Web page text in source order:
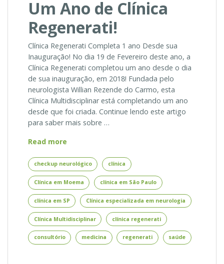
Um Ano de Clínica
Regenerati!
Clínica Regenerati Completa 1 ano Desde sua
Inauguração! No dia 19 de Fevereiro deste ano, a
Clínica Regenerati completou um ano desde o dia
de sua inauguração, em 2018! Fundada pelo
neurologista Willian Rezende do Carmo, esta
Clínica Multidisciplinar está completando um ano
desde que foi criada. Continue lendo este artigo
para saber mais sobre …
Read more
de
Clínica
Regenerati!
checkup neurológico clínica
Clínica em Moema clínica em São Paulo
clínica em SP Clínica especializada em neurologia
Clínica Multidisciplinar clínica regenerati
consultório medicina regenerati saúde